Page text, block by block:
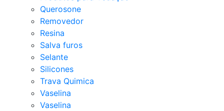
Querosone
Removedor
Resina
Salva furos
Selante
Silicones
Trava Quimica
Vaselina
Vaselina